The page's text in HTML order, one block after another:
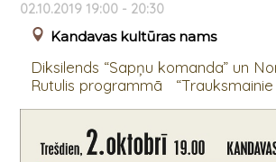
02.10.2019 19:00 - 20:30
Kandavas kultūras nams
Diksilends “Sapņu komanda” un
Rutulis programmā “Trauksmainie